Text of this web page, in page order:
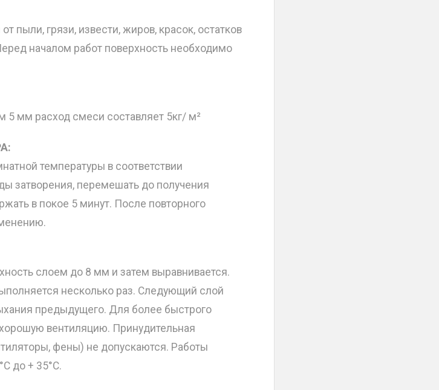
пыли, грязи, извести, жиров, красок, остатков
началом работ поверхность необходимо
5 мм расход смеси составляет 5кг/ м²
температуры в соответствии
затворения, перемешать до получения
в покое 5 минут. После повторного
слоем до 8 мм и затем выравнивается.
несколько раз. Следующий слой
предыдущего. Для более быстрого
вентиляцию. Принудительная
фены) не допускаются. Работы
до + 35°С.